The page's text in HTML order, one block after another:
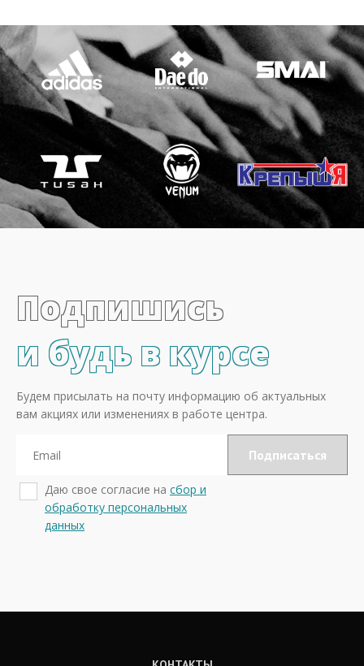
Подпишись
и будь в курсе
Будем присылать на почту информацию об актуальных
вам акциях или изменениях в работе центра.
Даю свое согласие на сбор и
обработку персональных
данных